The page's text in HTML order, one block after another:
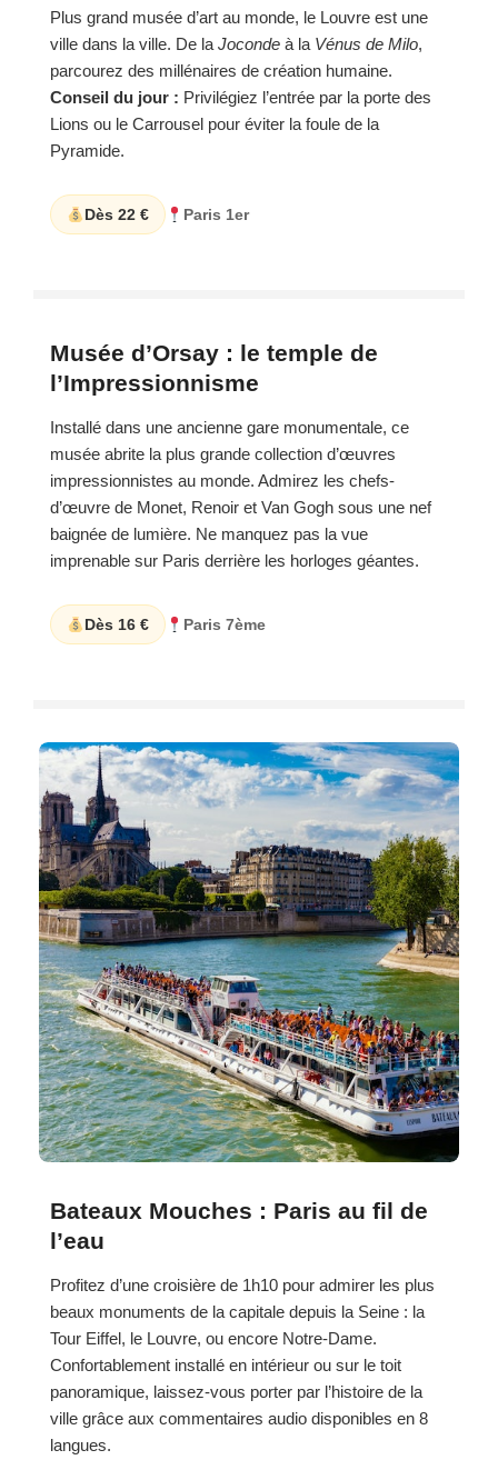
Plus grand musée d’art au monde, le Louvre est une
ville dans la ville. De la Joconde à la Vénus de Milo,
parcourez des millénaires de création humaine.
Conseil du jour : Privilégiez l’entrée par la porte des
Lions ou le Carrousel pour éviter la foule de la
Pyramide.
Dès 22 € Paris 1er
Musée d’Orsay : le temple de
l’Impressionnisme
Installé dans une ancienne gare monumentale, ce
musée abrite la plus grande collection d’œuvres
impressionnistes au monde. Admirez les chefs-
d’œuvre de Monet, Renoir et Van Gogh sous une nef
baignée de lumière. Ne manquez pas la vue
imprenable sur Paris derrière les horloges géantes.
Dès 16 € Paris 7ème
Bateaux Mouches : Paris au fil de
l’eau
Profitez d’une croisière de 1h10 pour admirer les plus
beaux monuments de la capitale depuis la Seine : la
Tour Eiffel, le Louvre, ou encore Notre-Dame.
Confortablement installé en intérieur ou sur le toit
panoramique, laissez-vous porter par l’histoire de la
ville grâce aux commentaires audio disponibles en 8
langues.